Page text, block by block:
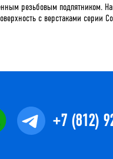
резьбовым подпятником.
с верстаками серии
+7 (812)